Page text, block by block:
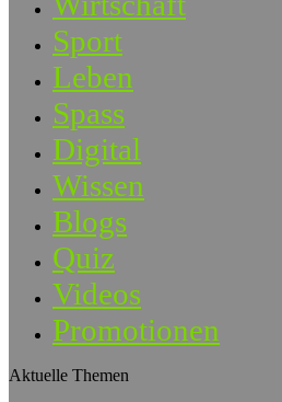
Sport
Leben
Spass
Digital
Wissen
Blogs
Quiz
Videos
Promotionen
Aktuelle Themen